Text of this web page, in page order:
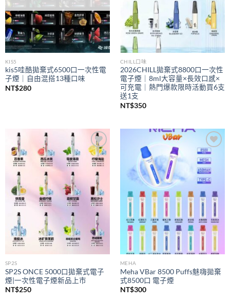
KIS5
kis5哇酷拋棄式6500口一次性電
子煙｜自由混搭13種口味
NT$280
CHILL口味
2026CHILL拋棄式8800口一次性
電子煙｜8ml大容量×長效口感×
可充電｜熱門爆款限時活動買6支
送1支
NT$350
Add to
wishlist
SP2S
SP2S ONCE 5000口拋棄式電子
煙|一次性電子煙新品上市
NT$250
Add to
wishlist
MEHA
Meha VBar 8500 Puffs魅嗨拋棄
式8500口 電子煙
NT$300